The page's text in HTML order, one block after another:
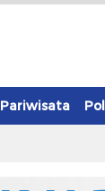
Pariwisata